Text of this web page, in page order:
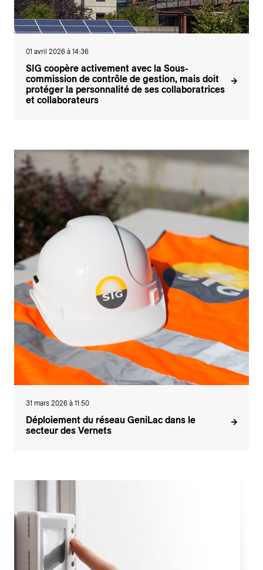
01 avril 2026 à 14:36
SIG coopère activement avec la Sous-
commission de contrôle de gestion, mais doit
protéger la personnalité de ses collaboratrices
et collaborateurs
31 mars 2026 à 11:50
Déploiement du réseau GeniLac dans le
secteur des Vernets